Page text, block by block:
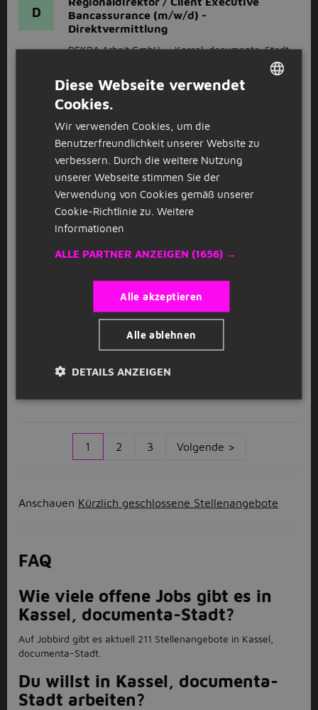
D
Bancassurance (m/w/d) -
Direktvermittlung
DEKRA Arbeit GmbH Kassel, documenta-Stadt
(w/m/d) Fahrzeugglas in Kassel - auch
als Quereinstieg - 164
CARGLASS GmbH Kassel, documenta-Stadt
GESPONSERT
Kaufmännischer Angestellter / Client
Direktvermittlung
Kundenberater / Account Manager
Direktvermittlung
1 2 3 Volgende >
Anschauen Kürzlich geschlossene Stellenangebote
FAQ
Wie viele offene Jobs gibt es in
Kassel, documenta-Stadt?
Auf Jobbird gibt es aktuell 211 Stellenangebote in Kassel,
documenta-Stadt.
Du willst in Kassel, documenta-
Stadt arbeiten?
Diese Webseite verwendet
Cookies.
Wir verwenden Cookies, um die
Benutzerfreundlichkeit unserer Website zu
verbessern. Durch die weitere Nutzung
unserer Webseite stimmen Sie der
Verwendung von Cookies gemäß unserer
Cookie-Richtlinie zu. Weitere
Informationen
ALLE PARTNER ANZEIGEN (1656) →
Alle akzeptieren
Alle ablehnen
DETAILS ANZEIGEN